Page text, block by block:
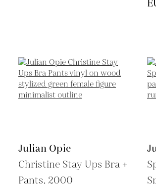
Julian Opie
Christine Stay Ups Bra +
Pants, 2000